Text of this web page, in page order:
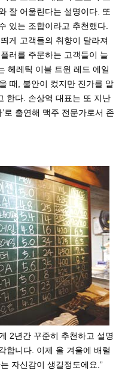
잘 어울린다는 설명이다. 또
있는 조합이라고 추천했다.
게 고객들의 취향이 달라져
러를 주문하는 고객들이 늘
헤레틱 이블 트윈 레드 에일
때, 불안이 컸지만 진가를 알
한다. 손상역 대표는 또 지난
로 출연해 맥주 전문가로서 존
2년간 꾸준히 추천하고 설명
합니다. 이제 올 겨울에 배럴
자신감이 생길정도에요.”